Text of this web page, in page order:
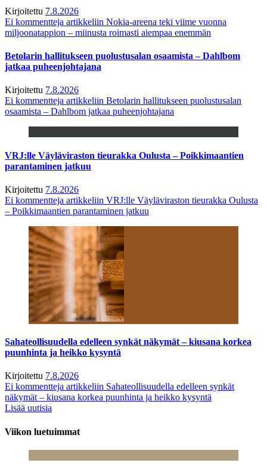
Kirjoitettu 7.8.2026
Ei kommentteja artikkeliin Nokia-areena teki viime vuonna
miljoonatappion – miinusta roimasti aiempaa enemmän
Betolarin hallitukseen puolustusalan osaamista – Dahlbom
jatkaa puheenjohtajana
Kirjoitettu 7.8.2026
Ei kommentteja artikkeliin Betolarin hallitukseen puolustusalan
osaamista – Dahlbom jatkaa puheenjohtajana
VRJ:lle Väyläviraston tieurakka Oulusta – Poikkimaantien
parantaminen jatkuu
Kirjoitettu 7.8.2026
Ei kommentteja artikkeliin VRJ:lle Väyläviraston tieurakka Oulusta
– Poikkimaantien parantaminen jatkuu
Sahateollisuudella edelleen synkät näkymät – kiusana korkea
puunhinta ja heikko kysyntä
Kirjoitettu 7.8.2026
Ei kommentteja artikkeliin Sahateollisuudella edelleen synkät
näkymät – kiusana korkea puunhinta ja heikko kysyntä
Lisää uutisia
Viikon luetuimmat